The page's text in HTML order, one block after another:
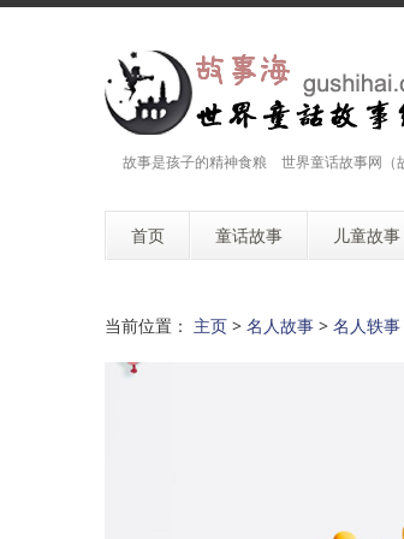
故事是孩子的精神食粮 世界童话故事网（
首页 童话故事 儿童故事
当前位置： 主页 > 名人故事 > 名人轶事